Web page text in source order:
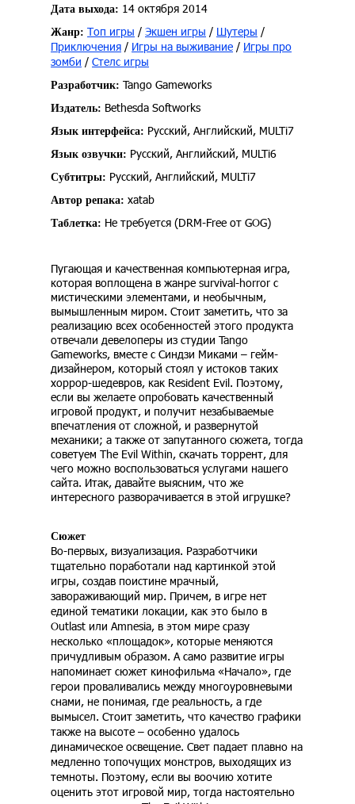
Дата выхода: 14 октября 2014
Жанр: Топ игры / Экшен игры / Шутеры /
Приключения / Игры на выживание / Игры про
зомби / Стелс игры
Разработчик: Tango Gameworks
Издатель: Bethesda Softworks
Язык интерфейса: Русский, Английский, MULTi7
Язык озвучки: Русский, Английский, MULTi6
Субтитры: Русский, Английский, MULTi7
Автор репака: xatab
Таблетка: Не требуется (DRM-Free от GOG)
Пугающая и качественная компьютерная игра,
которая воплощена в жанре survival-horror с
мистическими элементами, и необычным,
вымышленным миром. Стоит заметить, что за
реализацию всех особенностей этого продукта
отвечали девелоперы из студии Tango
Gameworks, вместе с Синдзи Миками – гейм-
дизайнером, который стоял у истоков таких
хоррор-шедевров, как Resident Evil. Поэтому,
если вы желаете опробовать качественный
игровой продукт, и получит незабываемые
впечатления от сложной, и развернутой
механики; а также от запутанного сюжета, тогда
советуем The Evil Within, скачать торрент, для
чего можно воспользоваться услугами нашего
сайта. Итак, давайте выясним, что же
интересного разворачивается в этой игрушке?
Сюжет
Во-первых, визуализация. Разработчики
тщательно поработали над картинкой этой
игры, создав поистине мрачный,
завораживающий мир. Причем, в игре нет
единой тематики локации, как это было в
Outlast или Amnesia, в этом мире сразу
несколько «площадок», которые меняются
причудливым образом. А само развитие игры
напоминает сюжет кинофильма «Начало», где
герои проваливались между многоуровневыми
снами, не понимая, где реальность, а где
вымысел. Стоит заметить, что качество графики
также на высоте – особенно удалось
динамическое освещение. Свет падает плавно на
медленно топочущих монстров, выходящих из
темноты. Поэтому, если вы воочию хотите
оценить этот игровой мир, тогда настоятельно